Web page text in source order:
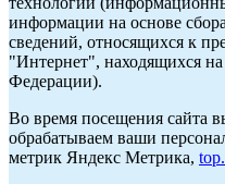
информации на основе
сведений, относящихся к
"Интернет", находящихся
Федерации).
Во время посещения сайта
обрабатываем ваши
метрик Яндекс Метрика,